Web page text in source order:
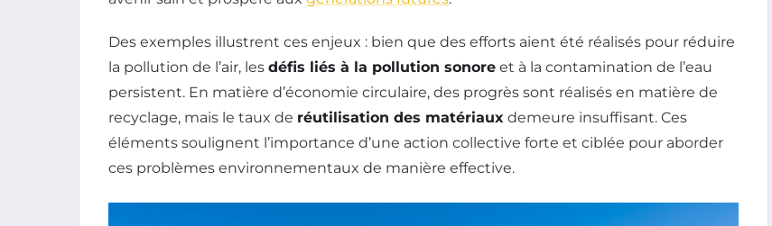
Des exemples illustrent ces enjeux : bien que des efforts aient été réalisés pour réduire
la pollution de l’air, les défis liés à la pollution sonore et à la contamination de l’eau
persistent. En matière d’économie circulaire, des progrès sont réalisés en matière de
recyclage, mais le taux de réutilisation des matériaux demeure insuffisant. Ces
éléments soulignent l’importance d’une action collective forte et ciblée pour aborder
ces problèmes environnementaux de manière effective.